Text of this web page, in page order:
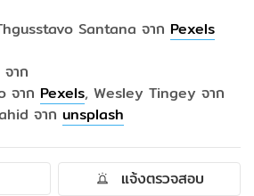
Santana จาก Pexels
าก​
จาก Pexels, Wesley Tingey จาก​
จาก​ unsplash
แจ้งตรวจสอบ